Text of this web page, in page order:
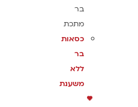
בר
מתכת
כסאות
בר
ללא
משענת